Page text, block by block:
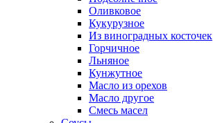
Оливковое
Кукурузное
Из виноградных косточек
Горчичное
Льняное
Кунжутное
Масло из орехов
Масло другое
Смесь масел